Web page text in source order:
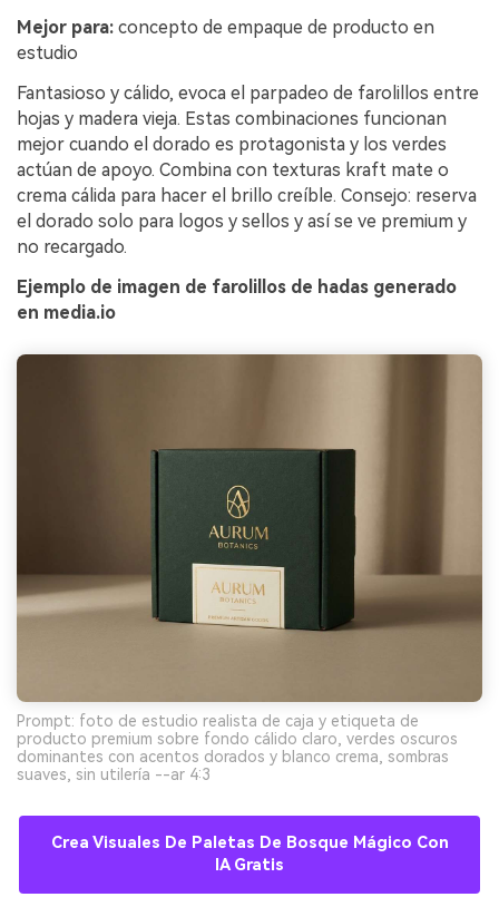
Mejor para: concepto de empaque de producto en
estudio
Fantasioso y cálido, evoca el parpadeo de farolillos entre
hojas y madera vieja. Estas combinaciones funcionan
mejor cuando el dorado es protagonista y los verdes
actúan de apoyo. Combina con texturas kraft mate o
crema cálida para hacer el brillo creíble. Consejo: reserva
el dorado solo para logos y sellos y así se ve premium y
no recargado.
Ejemplo de imagen de farolillos de hadas generado
en media.io
Prompt: foto de estudio realista de caja y etiqueta de
producto premium sobre fondo cálido claro, verdes oscuros
dominantes con acentos dorados y blanco crema, sombras
suaves, sin utilería --ar 4:3
Crea Visuales De Paletas De Bosque Mágico Con
IA Gratis